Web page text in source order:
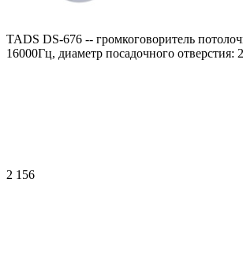
TADS DS-676 -- громкоговоритель
16000Гц, диаметр посадочного отверстия:
2 156